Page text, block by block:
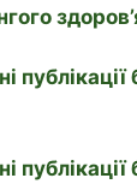
публікації